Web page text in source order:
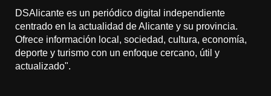
DSAlicante es un periódico digital independiente
centrado en la actualidad de Alicante y su provincia.
Ofrece información local, sociedad, cultura, economía,
deporte y turismo con un enfoque cercano, útil y
actualizado".